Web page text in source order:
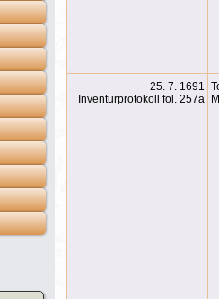
25. 7. 1691
Inventurprotokoll fol. 257a